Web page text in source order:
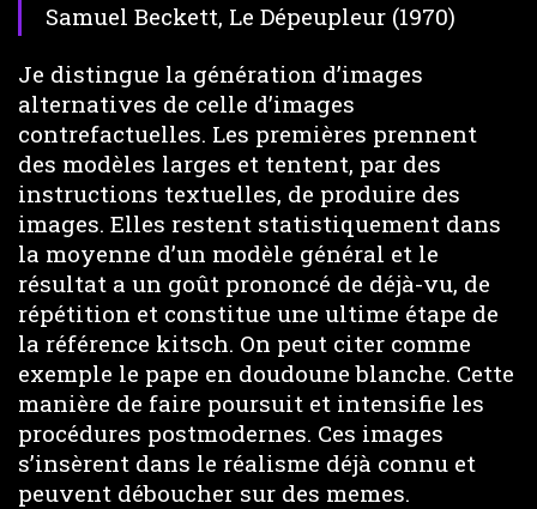
Samuel Beckett, Le Dépeupleur (1970)
Je distingue la génération d’images
alternatives de celle d’images
contrefactuelles. Les premières prennent
des modèles larges et tentent, par des
instructions textuelles, de produire des
images. Elles restent statistiquement dans
la moyenne d’un modèle général et le
résultat a un goût prononcé de déjà-vu, de
répétition et constitue une ultime étape de
la référence kitsch. On peut citer comme
exemple le pape en doudoune blanche. Cette
manière de faire poursuit et intensifie les
procédures postmodernes. Ces images
s’insèrent dans le réalisme déjà connu et
peuvent déboucher sur des memes.